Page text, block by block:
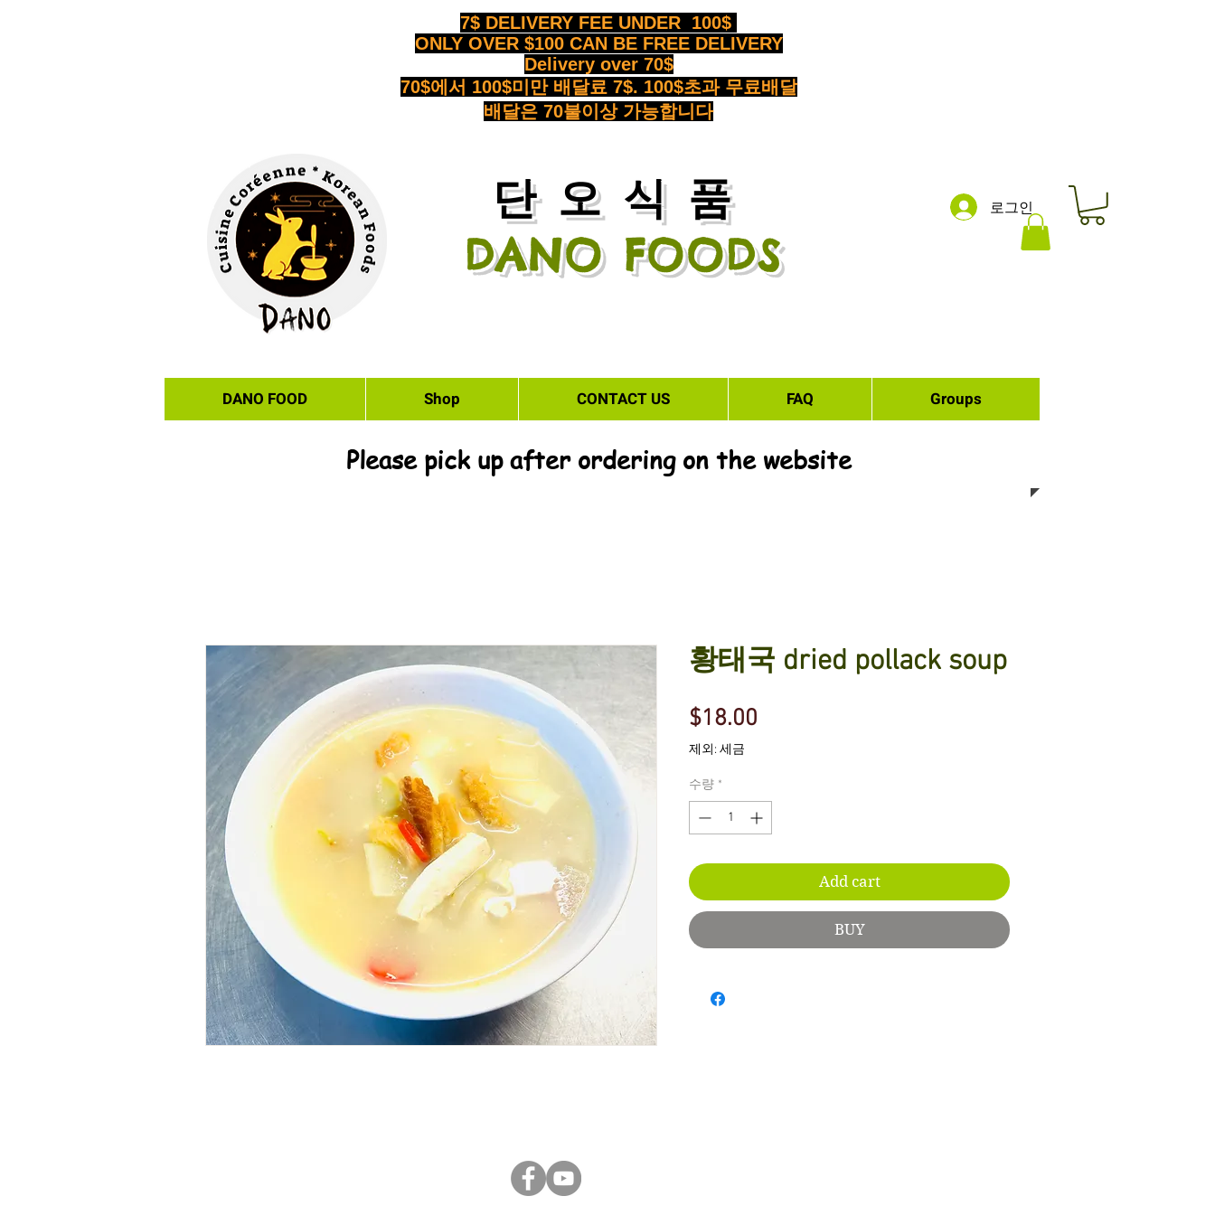
7$ DELIVERY FEE UNDER 100$
ONLY OVER $100 CAN BE FREE DELIVERY
Delivery over 70$
70$에서 100$미만 배달료 7$. 100$초과 무료배달
배달은 70불이상 가능합니다
​단오식품
DANO FOODS
로그인
DANO FOOD Shop CONTACT US FAQ Groups
Please pick up after ordering on the website
황태국 dried pollack soup
$18.00
제외: 세금
수량 *
Add cart
BUY